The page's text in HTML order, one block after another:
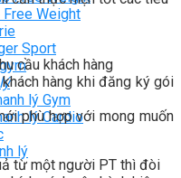
Weight
Sport
lý Gym
lý Cardio
lý
cầu khách hàng
hàng khi đăng ký gói
phù hợp với mong muốn
từ một người PT thì đòi